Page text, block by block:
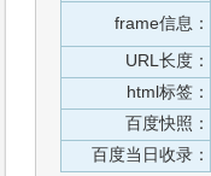
frame信息：
URL长度：
html标签：
百度快照：
百度当日收录：